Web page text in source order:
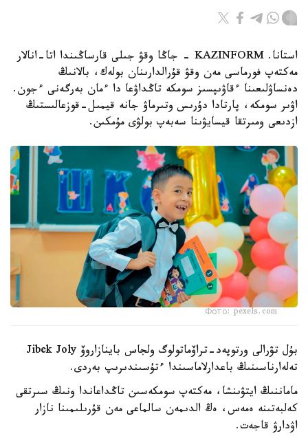
استانا. KAZINFORM - جاڭا وقۋ جىلى قارساڭىندا اتا-انالار
مەكتەپ فورماسى مەن وقۋ قۇرالدارىنان بولەك، بالانىڭ
دەنساۋلىعىنا ءقاۋىپسىز سومكە تاڭداۋعا دا ءمان بەرگەنى ءجون.
اۋىر سومكە، پارتادا دۇرىس وتىرماۋ جانە قيمىل-قوزعالىستىڭ
ازدىعى ومىرتقا قيسايۋىنا سەبەپ بولۋى مۇمكىن.
Фото: pexels.com
بۇل تۋرالى ورتوپەد-تراۆماتولوگ ولجاس باينازاروۆ Jibek Joly
تەلەارناسىنىڭ باعدارلاماسىندا ءتۇسىندىرىپ بەردى.
ماماننىڭ ايتۋىنشا، مەكتەپ سومكەسىن تاڭداعاندا ونىڭ سىرتقى
كەلبەتىنە ەمەس، ەڭ الدىمەن سالماعى مەن قۇرىلىمىنا نازار
اۋدارۋ قاجەت.